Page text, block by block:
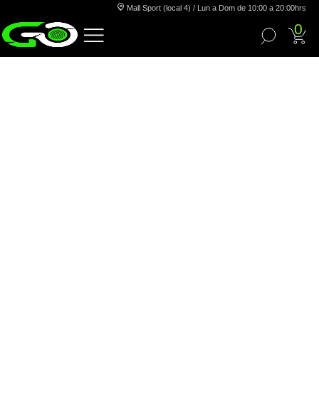
Mall Sport (local 4) / Lun a Dom de 10:00 a 20:00hrs
0